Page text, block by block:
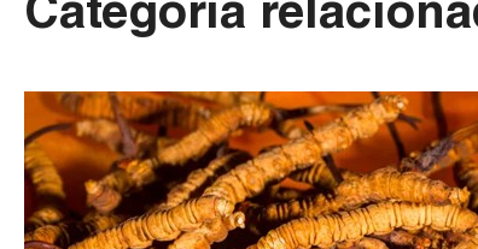
Categoría